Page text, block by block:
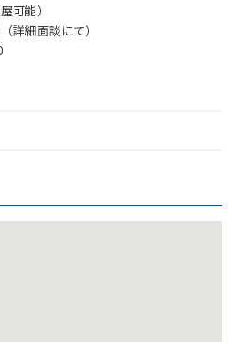
可能）
詳細面談にて）